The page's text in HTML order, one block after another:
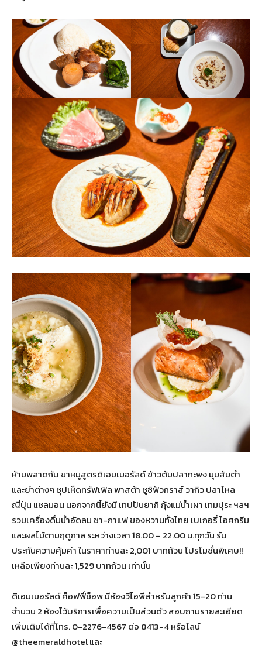
ห้ามพลาดกับ ขาหมูสูตรดิเอมเมอรัลด์ ข้าวต้มปลากะพง มุมส้มตำ
และยำต่างๆ ซุปเห็ดทรัฟเฟิล พาสต้า ซูชิฟัวกราส์ วากิว ปลาไหล
ญี่ปุ่น แซลมอน นอกจากนี้ยังมี เทปปันยากิ กุ้งแม่น้ำเผา เทมปุระ ฯลฯ
รวมเครื่องดื่มน้ำอัดลม ชา-กาแฟ ของหวานทั้งไทย เบเกอรี่ ไอศกรีม
และผลไม้ตามฤดูกาล ระหว่างเวลา 18.00 – 22.00 น.ทุกวัน รับ
ประกันความคุ้มค่า ในราคาท่านละ 2,001 บาทถ้วน โปรโมชั่นพิเศษ!!
เหลือเพียงท่านละ 1,529 บาทถ้วน เท่านั้น
ดิเอมเมอรัลด์ ค็อฟฟี่ช็อพ มีห้องวีไอพีสำหรับลูกค้า 15-20 ท่าน
จำนวน 2 ห้องไว้บริการเพื่อความเป็นส่วนตัว สอบถามรายละเอียด
เพิ่มเติมได้ที่โทร. 0-2276-4567 ต่อ 8413-4 หรือไลน์
@theemeraldhotel และ